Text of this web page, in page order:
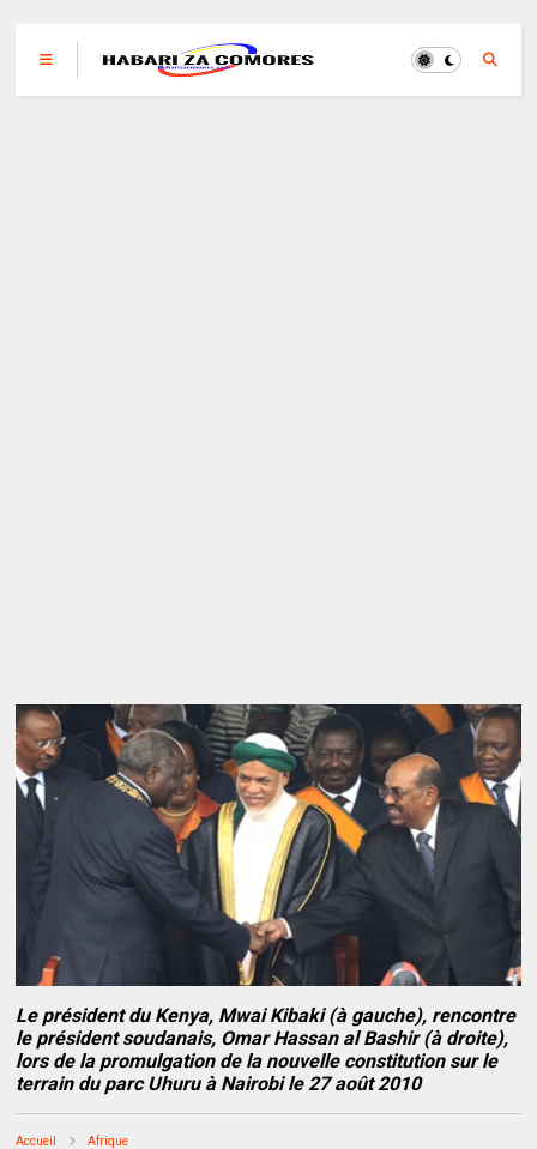
Le président du Kenya, Mwai Kibaki (à gauche), rencontre
le président soudanais, Omar Hassan al Bashir (à droite),
lors de la promulgation de la nouvelle constitution sur le
terrain du parc Uhuru à Nairobi le 27 août 2010
Accueil Afrique